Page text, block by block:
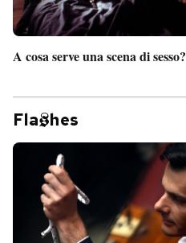
A cosa serve una scena di sesso?
Fla hes